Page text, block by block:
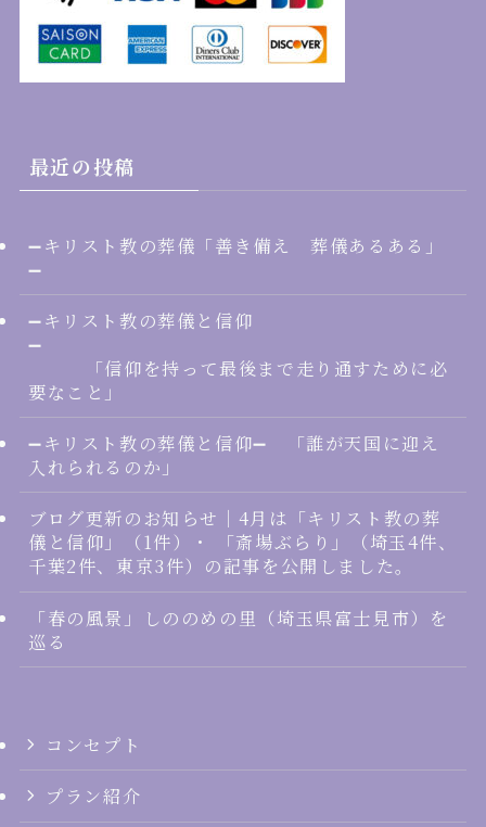
最近の投稿
➖キリスト教の葬儀「善き備え 葬儀あるある」
➖
➖キリスト教の葬儀と信仰
➖
「信仰を持って最後まで走り通すために必
要なこと」
➖キリスト教の葬儀と信仰➖ 「誰が天国に迎え
入れられるのか」
ブログ更新のお知らせ｜4月は「キリスト教の葬
儀と信仰」（1件）・ 「斎場ぶらり」（埼玉4件、
千葉2件、東京3件）の記事を公開しました。
「春の風景」しののめの里（埼玉県富士見市）を
巡る
コンセプト
プラン紹介